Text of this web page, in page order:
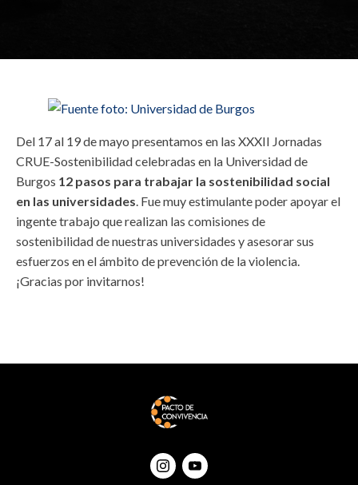
Del 17 al 19 de mayo presentamos en las XXXII Jornadas
CRUE-Sostenibilidad celebradas en la Universidad de
Burgos 12 pasos para trabajar la sostenibilidad social
en las universidades. Fue muy estimulante poder apoyar el
ingente trabajo que realizan las comisiones de
sostenibilidad de nuestras universidades y asesorar sus
esfuerzos en el ámbito de prevención de la violencia.
¡Gracias por invitarnos!